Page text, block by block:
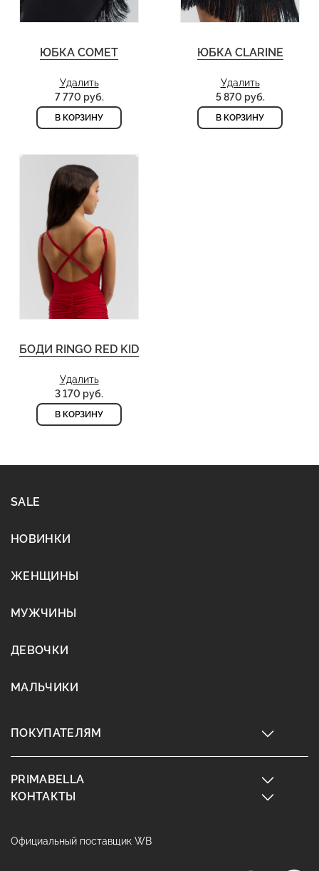
ЮБКА COMET
Удалить
7 770 руб.
В КОРЗИНУ
ЮБКА CLARINE
Удалить
5 870 руб.
В КОРЗИНУ
БОДИ RINGO RED KID
Удалить
3 170 руб.
В КОРЗИНУ
SALE
НОВИНКИ
ЖЕНЩИНЫ
МУЖЧИНЫ
ДЕВОЧКИ
МАЛЬЧИКИ
ПОКУПАТЕЛЯМ
PRIMABELLA
КОНТАКТЫ
Официальный поставщик WB